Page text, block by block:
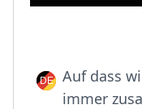
Auf dass
immer